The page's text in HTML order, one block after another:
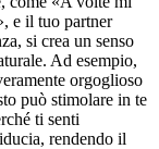
e il tuo partner
si crea un senso
Ad esempio,
orgoglioso
può stimolare in te
ti senti
rendendo il